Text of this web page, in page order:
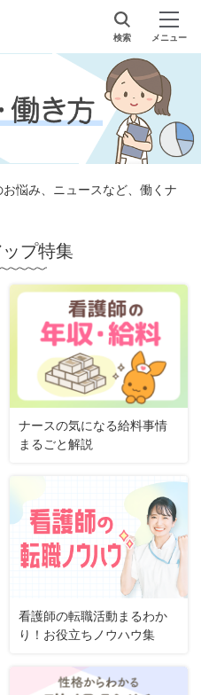
検索 メニュー
悩み、ニュースなど、働くナ
プ特集
ナースの気になる給料事情
まるごと解説
看護師の転職活動まるわか
り！お役立ちノウハウ集